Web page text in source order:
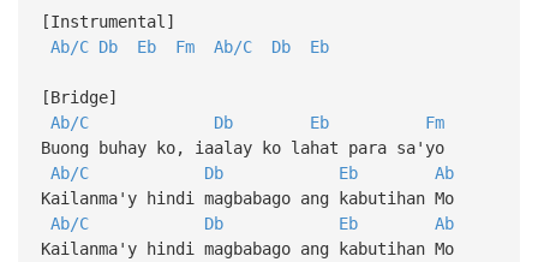
[Instrumental]
Ab/C Db Eb Fm Ab/C Db Eb
[Bridge]
Ab/C
Db Eb
Fm
Buong buhay ko, iaalay ko lahat para sa'yo
Ab/C
Db Eb
Ab
Kailanma'y hindi magbabago ang kabutihan Mo
Ab/C
Db Eb
Ab
Kailanma'y hindi magbabago ang kabutihan Mo